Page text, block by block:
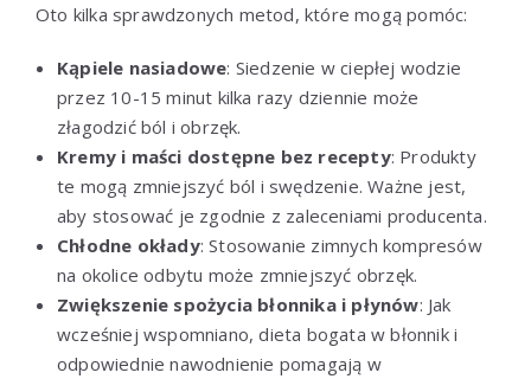
Oto kilka sprawdzonych metod, które mogą pomóc:
Kąpiele nasiadowe: Siedzenie w ciepłej wodzie
przez 10-15 minut kilka razy dziennie może
złagodzić ból i obrzęk.
Kremy i maści dostępne bez recepty: Produkty
te mogą zmniejszyć ból i swędzenie. Ważne jest,
aby stosować je zgodnie z zaleceniami producenta.
Chłodne okłady: Stosowanie zimnych kompresów
na okolice odbytu może zmniejszyć obrzęk.
Zwiększenie spożycia błonnika i płynów: Jak
wcześniej wspomniano, dieta bogata w błonnik i
odpowiednie nawodnienie pomagają w